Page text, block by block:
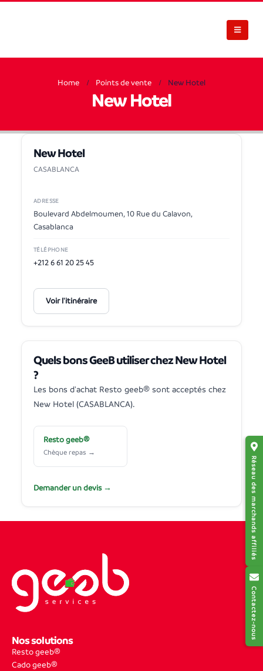
Réseau des marchands affiliés
Contactez-nous
Home Points de vente New Hotel
New Hotel
New Hotel
CASABLANCA
ADRESSE
Boulevard Abdelmoumen, 10 Rue du Calavon,
Casablanca
TÉLÉPHONE
+212 6 61 20 25 45
Voir l'itinéraire
Quels bons GeeB utiliser chez New Hotel
?
Les bons d'achat Resto geeb® sont acceptés chez
New Hotel (CASABLANCA).
Resto geeb®
Chèque repas →
Demander un devis →
Nos solutions
Resto geeb®
Cado geeb®